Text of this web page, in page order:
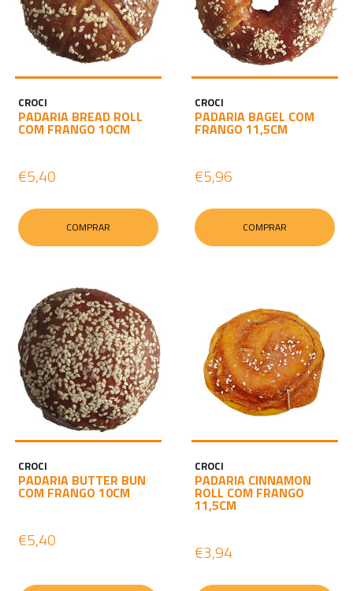
CROCI
PADARIA BREAD ROLL
COM FRANGO 10CM
€5,40
COMPRAR
CROCI
PADARIA BAGEL COM
FRANGO 11,5CM
€5,96
COMPRAR
CROCI
PADARIA BUTTER BUN
COM FRANGO 10CM
€5,40
CROCI
PADARIA CINNAMON
ROLL COM FRANGO
11,5CM
€3,94